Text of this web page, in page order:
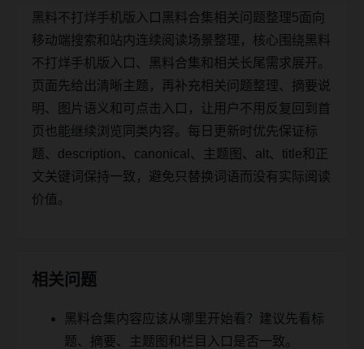
黑料不打烊手机版入口黑料合集相关问题整理5面向
移动端搜索和站内连续阅读场景整理，核心围绕黑料
不打烊手机版入口、黑料合集和相关长尾需求展开。
页面先给出清晰主题，再补充相关问题整理、摘要说
明、图片语义和可点击入口，让用户不用反复回到首
页也能继续浏览同类内容。每日更新时优先保证标
题、description、canonical、主题图、alt、title和正
文关键词保持一致，避免只替换词语而没有实际阅读
价值。
相关问题
黑料合集内容应该从哪里开始看？建议先看标
题、摘要、主题图和栏目入口是否一致。